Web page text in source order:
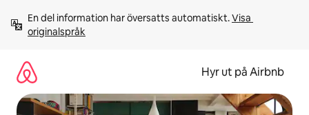
innehåll
En del information har översatts automatiskt. Visa
originalspråk
Hyr ut på Airbnb